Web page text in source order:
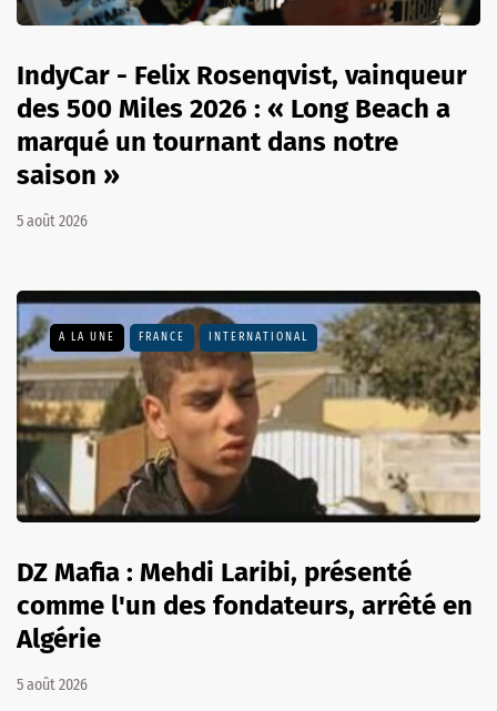
IndyCar - Felix Rosenqvist, vainqueur
des 500 Miles 2026 : « Long Beach a
marqué un tournant dans notre
saison »
5 août 2026
A LA UNE FRANCE INTERNATIONAL
DZ Mafia : Mehdi Laribi, présenté
comme l'un des fondateurs, arrêté en
Algérie
5 août 2026